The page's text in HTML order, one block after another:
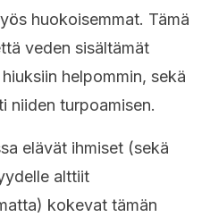
huokoisemmat. Tämä
veden sisältämät
helpommin, sekä
niiden turpoamisen.
elävät ihmiset (sekä
alttiit
kokevat tämän